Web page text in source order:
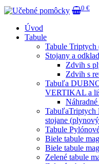
0 €
Úvod
Tabule
Tabule Triptych
Stojany a
Zdvih s
Zdvih s
Tabuľa
VERTIKAL a
TabuľaTriptych
stojane
Tabule
Biele tabule
Biele tabule
Zelené tabule